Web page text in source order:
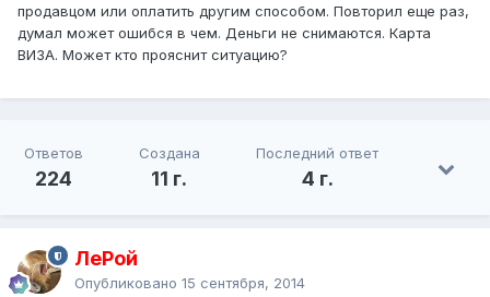
продавцом или оплатить другим способом. Повторил еще раз,
думал может ошибся в чем. Деньги не снимаются. Карта
ВИЗА. Может кто прояснит ситуацию?
Ответов
224
Создана
11 г.
Последний ответ
4 г.
ЛеРой
Опубликовано 15 сентября, 2014